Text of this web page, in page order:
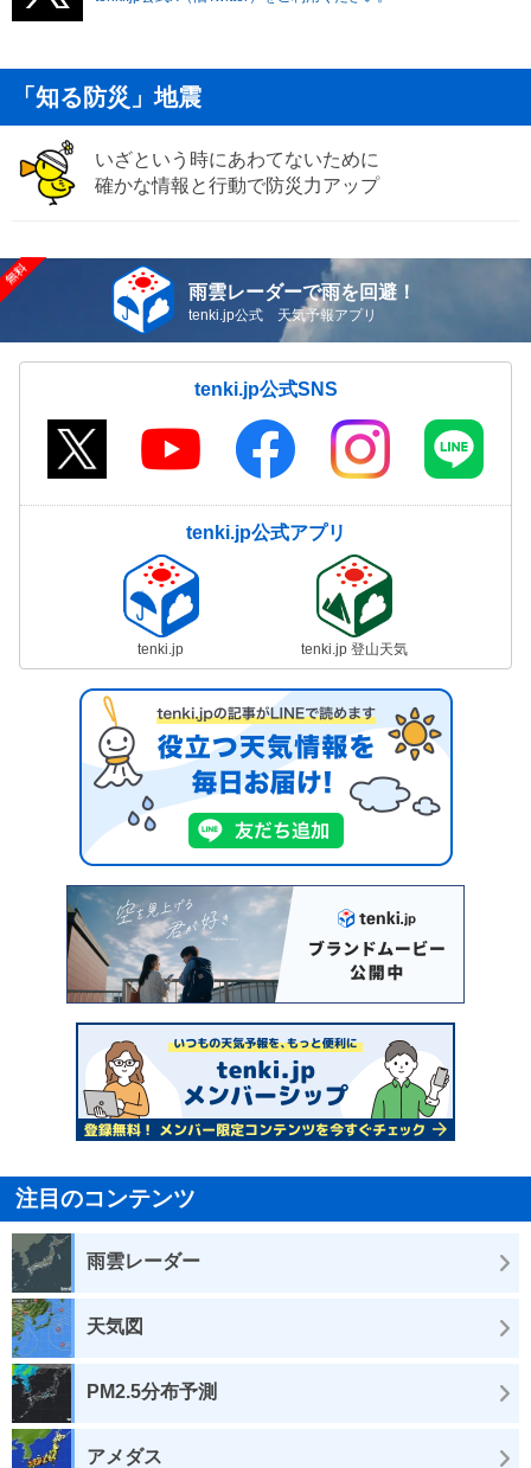
「知る防災」地震
いざという時にあわてないために
確かな情報と行動で防災力アップ
雨雲レーダーで雨を回避！
tenki.jp公式 天気予報アプリ
tenki.jp公式SNS
tenki.jp公式アプリ
tenki.jp tenki.jp 登山天気
注目のコンテンツ
雨雲レーダー
天気図
PM2.5分布予測
アメダス